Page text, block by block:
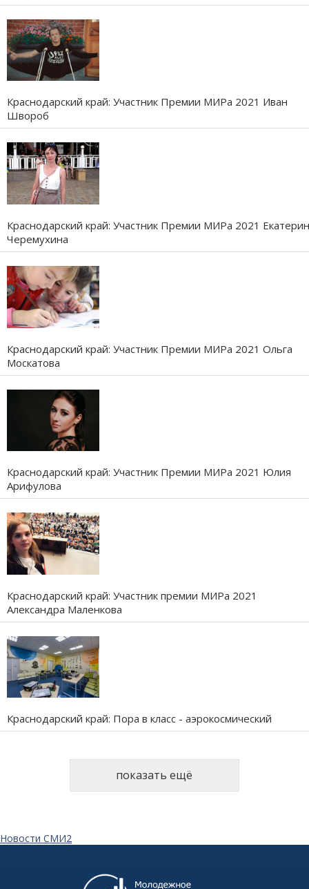
Краснодарский край: Участник Премии МИРа 2021 Иван
Швороб
Краснодарский край: Участник Премии МИРа 2021
Черемухина
Краснодарский край: Участник Премии МИРа 2021 Ольга
Москатова
Краснодарский край: Участник Премии МИРа 2021 Юлия
Арифулова
Краснодарский край: Участник премии МИРа 2021
Александра Маленкова
Краснодарский край: Пора в класс - аэрокосмический
показать ещё
Новости СМИ2